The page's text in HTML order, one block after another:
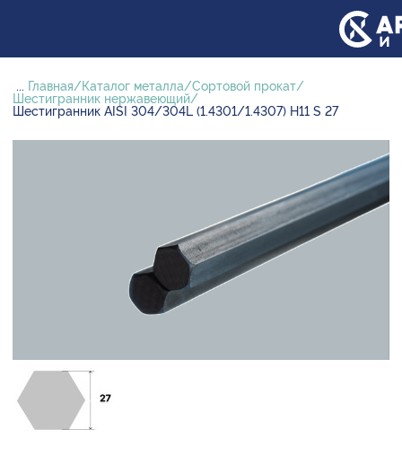
... Главная Каталог металла
Сортовой прокат
Шестигранник нержавеющий
Шестигранник AISI 304/304L (1.4301/1.4307) H11 S 27